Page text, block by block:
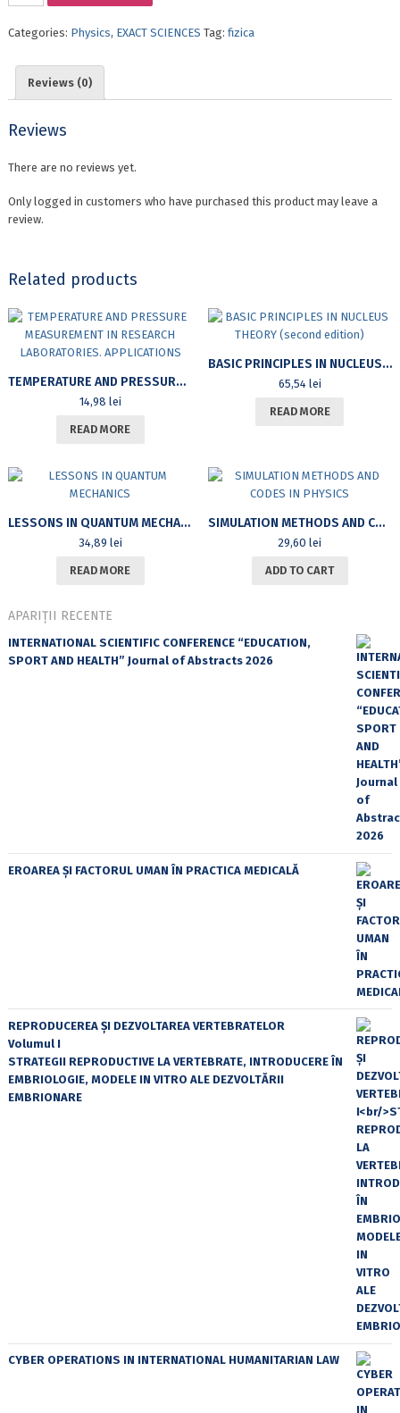
RELATIVITY
Categories: Physics, EXACT SCIENCES Tag: fizica
Reviews (0)
Reviews
There are no reviews yet.
Only logged in customers who have purchased this product may leave a
review.
Related products
TEMPERATURE AND PRESSURE MEASUREMENT IN RESEARCH LABORATORIES. APPLICATIONS
14,98 lei
READ MORE
BASIC PRINCIPLES IN NUCLEUS THEORY (SECOND EDITION)
65,54 lei
READ MORE
LESSONS IN QUANTUM MECHANICS
34,89 lei
READ MORE
SIMULATION METHODS AND CODES IN PHYSICS
29,60lei
ADD TO CART
APARIȚII RECENTE
INTERNATIONAL SCIENTIFIC CONFERENCE “EDUCATION,
SPORT AND HEALTH” Journal of Abstracts 2026
EROAREA ȘI FACTORUL UMAN ÎN PRACTICA MEDICALĂ
REPRODUCEREA ȘI DEZVOLTAREA VERTEBRATELOR
Volumul I
STRATEGII REPRODUCTIVE LA VERTEBRATE, INTRODUCERE ÎN
EMBRIOLOGIE, MODELE IN VITRO ALE DEZVOLTĂRII
EMBRIONARE
CYBER OPERATIONS IN INTERNATIONAL HUMANITARIAN LAW